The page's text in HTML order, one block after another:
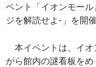
ベント「イオンモー
ジを解読せよ-」を開催
本イベントは、イオ
がら館内の謎看板を